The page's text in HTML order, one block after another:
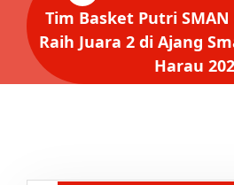
Tim Basket Putri
Raih Juara 2 di Ajang
Harau